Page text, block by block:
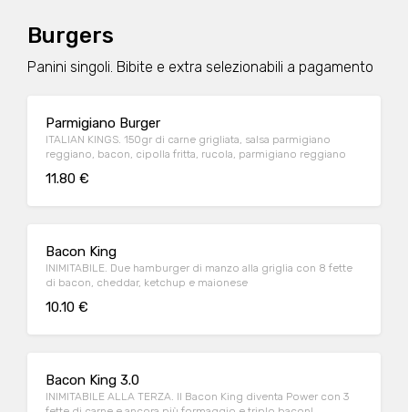
Burgers
Panini singoli. Bibite e extra selezionabili a pagamento
Parmigiano Burger
ITALIAN KINGS. 150gr di carne grigliata, salsa parmigiano
reggiano, bacon, cipolla fritta, rucola, parmigiano reggiano
11.80 €
Bacon King
INIMITABILE. Due hamburger di manzo alla griglia con 8 fette
di bacon, cheddar, ketchup e maionese
10.10 €
Bacon King 3.0
INIMITABILE ALLA TERZA. Il Bacon King diventa Power con 3